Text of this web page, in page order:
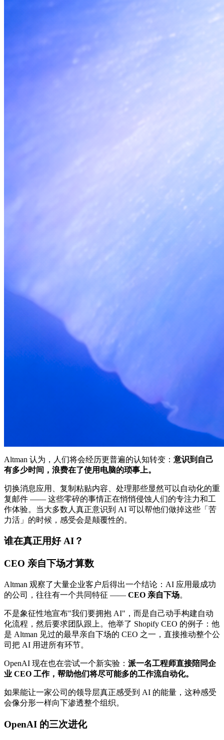
Altman 认为，人们将会经历更普遍的认知转变： 意识到自己
有多少时间，浪费在了使用电脑的琐事上。
切换消息应用、复制粘贴内容、处理那些显然可以自动化的重
复邮件 —— 这些零碎的事情正在悄悄侵蚀人们的专注力和工
作体验。当大多数人真正意识到 AI 可以帮他们做掉这些「苦
力活」的时候，感受会是颠覆性的。
谁在真正用好 AI？
CEO 亲自下场才算数
Altman 观察了大量企业客户后得出一个结论：AI 应用最成功
的公司，往往有一个共同特征 —— CEO 亲自下场。
不是象征性地宣布"我们要拥抱 AI"，而是自己动手构建自动
化流程，然后要求团队跟上。他举了 Shopify CEO 的例子：他
是 Altman 见过的最早亲自下场的 CEO 之一，直接推动整个公
司把 AI 用进所有环节。
OpenAI 现在也在尝试一个新实验： 派一名工程师直接陪同企
业 CEO 工作，帮助他们将尽可能多的工作流自动化。
如果能让一家公司的领导层真正感受到 AI 的能量，这种感受
会像分形一样向下渗透整个组织。
OpenAI 的三次进化